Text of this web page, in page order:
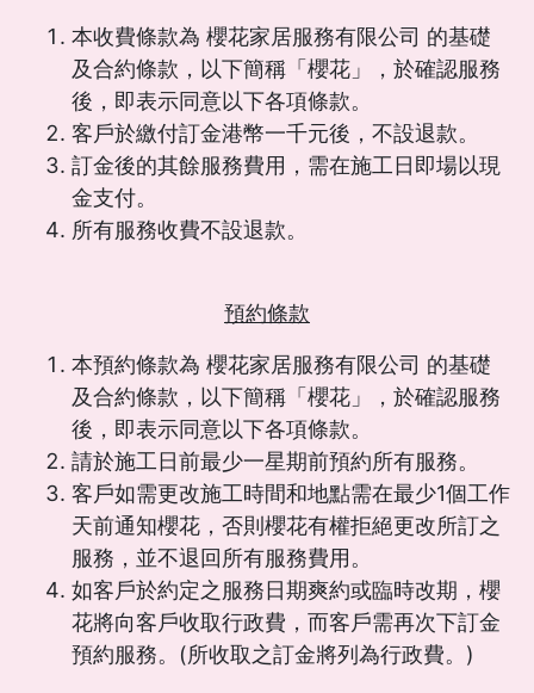
本收費條款為 櫻花家居服務有限公司 的基礎
及合約條款，以下簡稱「櫻花」，於確認服務
後，即表示同意以下各項條款。
客戶於繳付訂金港幣一千元後，不設退款。
訂金後的其餘服務費用，需在施工日即場以現
金支付。
所有服務收費不設退款。
預約條款
本預約條款為 櫻花家居服務有限公司 的基礎
及合約條款，以下簡稱「櫻花」，於確認服務
後，即表示同意以下各項條款。
請於施工日前最少一星期前預約所有服務。
客戶如需更改施工時間和地點需在最少1個工作
天前通知櫻花，否則櫻花有權拒絕更改所訂之
服務，並不退回所有服務費用。
如客戶於約定之服務日期爽約或臨時改期，櫻
花將向客戶收取行政費，而客戶需再次下訂金
預約服務。(所收取之訂金將列為行政費。)